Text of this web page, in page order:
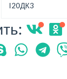
I20ДК3